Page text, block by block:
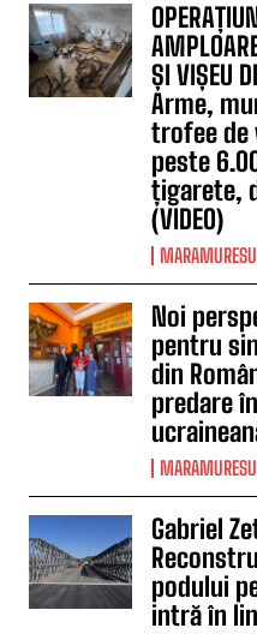
ȘI VIȘEU
Arme,
trofee de
peste
țigarete,
(VIDEO)
Noi
pentru
din
predare
Gabriel
podului
intră în